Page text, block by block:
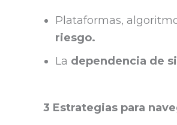
Plataformas,
riesgo.
La dependencia de
3 Estrategias para